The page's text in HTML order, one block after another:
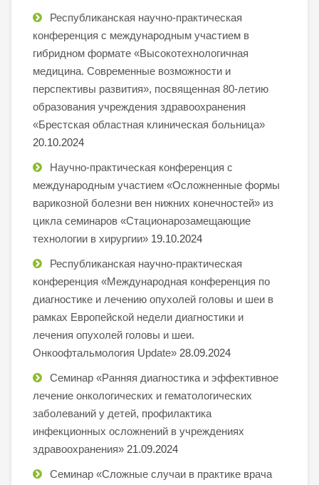
Республиканская научно-практическая
конференция с международным участием в
гибридном формате «Высокотехнологичная
медицина. Современные возможности и
перспективы развития», посвященная 80-летию
образования учреждения здравоохранения
«Брестская областная клиническая больница»
20.10.2024
Научно-практическая конференция с
международным участием «Осложненные формы
варикозной болезни вен нижних конечностей» из
цикла семинаров «Стационарозамещающие
технологии в хирургии» 19.10.2024
Республиканская научно-практическая
конференция «Международная конференция по
диагностике и лечению опухолей головы и шеи в
рамках Европейской недели диагностики и
лечения опухолей головы и шеи.
Онкоофтальмология Update» 28.09.2024
Семинар «Ранняя диагностика и эффективное
лечение онкологических и гематологических
заболеваний у детей, профилактика
инфекционных осложнений в учреждениях
здравоохранения» 21.09.2024
Семинар «Сложные случаи в практике врача